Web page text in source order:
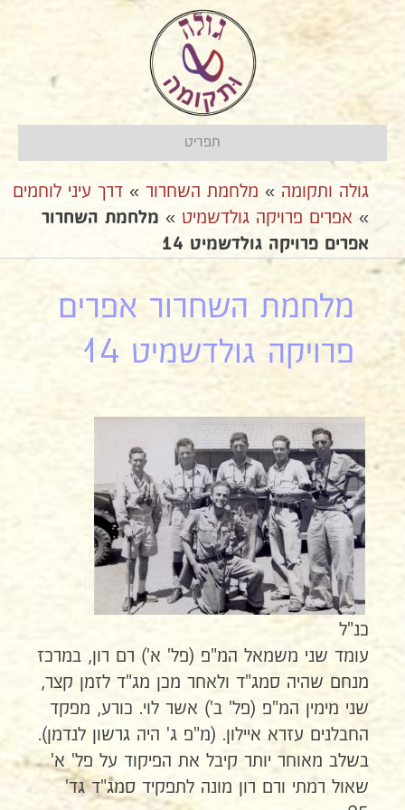
תפריט
גולה ותקומה » מלחמת השחרור » דרך עיני לוחמים
» אפרים פרויקה גולדשמיט » מלחמת השחרור
אפרים פרויקה גולדשמיט 14
מלחמת השחרור אפרים
פרויקה גולדשמיט 14
כנ"ל
עומד שני משמאל המ"פ (פל' א') רם רון, במרכז
מנחם שהיה סמג"ד ולאחר מכן מג"ד לזמן קצר,
שני מימין המ"פ (פל' ב') אשר לוי. כורע, מפקד
החבלנים עזרא איילון. (מ"פ ג' היה גרשון לנדמן).
בשלב מאוחר יותר קיבל את הפיקוד על פל' א'
שאול רמתי ורם רון מונה לתפקיד סמג"ד גד'